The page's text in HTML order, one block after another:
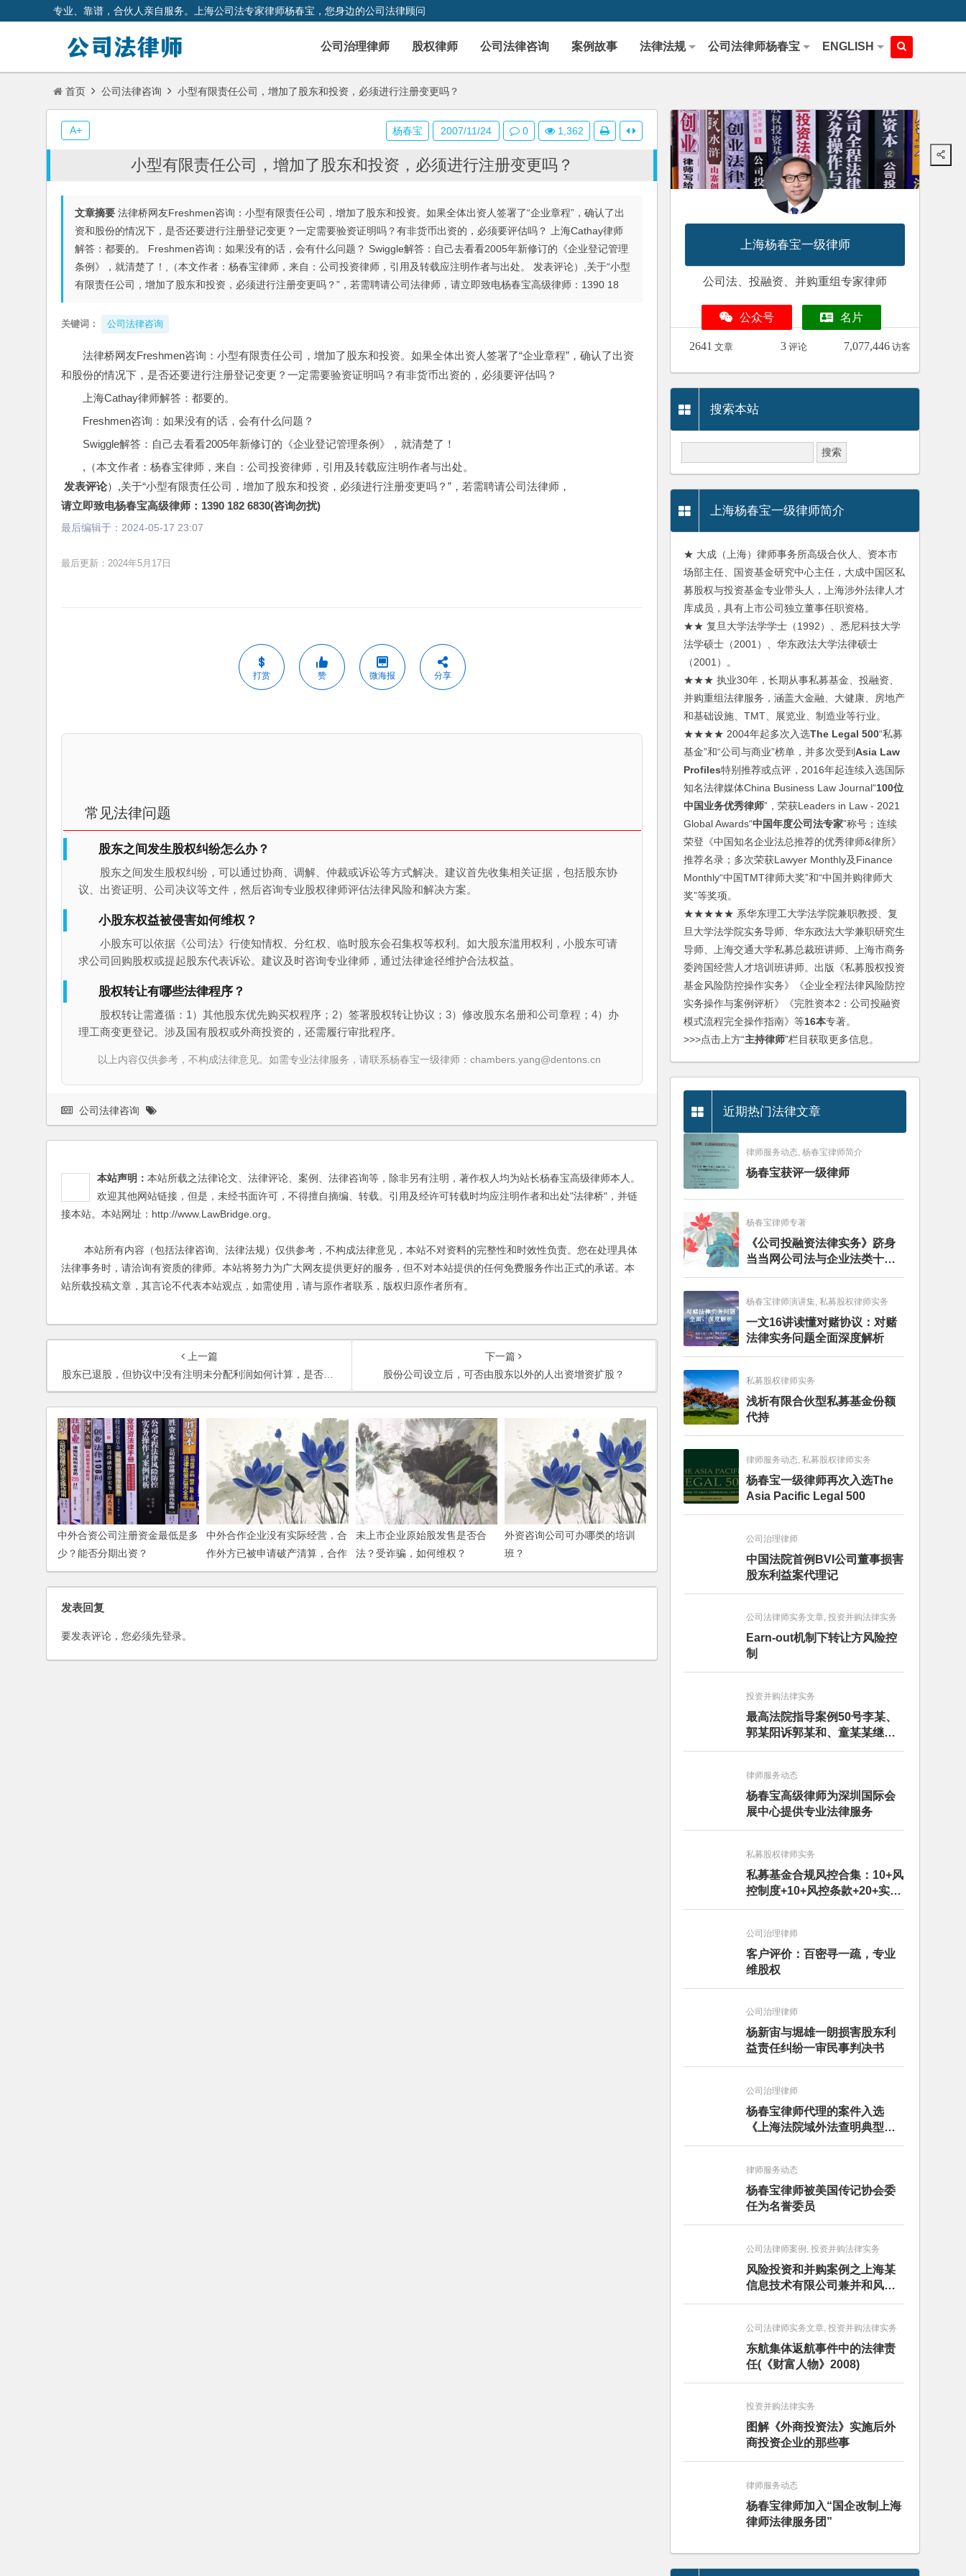
专业、靠谱，合伙人亲自服务。上海公司法专家律师杨春宝，您身边的公司法律顾问
公司治理律师 股权律师 公司法律咨询 案例故事 法律法规 公司法律师杨春宝 ENGLISH
首页 公司法律咨询 小型有限责任公司，增加了股东和投资，必须进行注册变更吗？
小型有限责任公司，增加了股东和投资，必须进行注册变更吗？
文章摘要 法律桥网友Freshmen咨询：小型有限责任公司，增加了股东和投资。如果全体出资人签署了“企业章程”，确认了出
资和股份的情况下，是否还要进行注册登记变更？一定需要验资证明吗？有非货币出资的，必须要评估吗？ 上海Cathay律师
解答：都要的。 Freshmen咨询：如果没有的话，会有什么问题？ Swiggle解答：自己去看看2005年新修订的《企业登记管理
条例》，就清楚了！,（本文作者：杨春宝律师，来自：公司投资律师，引用及转载应注明作者与出处。 发表评论）,关于“小型
有限责任公司，增加了股东和投资，必须进行注册变更吗？”，若需聘请公司法律师，请立即致电杨春宝高级律师：1390 18
关键词： 公司法律咨询
法律桥网友Freshmen咨询：小型有限责任公司，增加了股东和投资。如果全体出资人签署了“企业章程”，确认了出资
和股份的情况下，是否还要进行注册登记变更？一定需要验资证明吗？有非货币出资的，必须要评估吗？
上海Cathay律师解答：都要的。
Freshmen咨询：如果没有的话，会有什么问题？
Swiggle解答：自己去看看2005年新修订的《企业登记管理条例》，就清楚了！
,（本文作者：杨春宝律师，来自：公司投资律师，引用及转载应注明作者与出处。
发表评论）,关于“小型有限责任公司，增加了股东和投资，必须进行注册变更吗？”，若需聘请公司法律师，
请立即致电杨春宝高级律师：1390 182 6830(咨询勿扰)
最后编辑于： 2024-05-17 23:07
最后更新：2024年5月17日
打赏 赞 微海报 分享
常见法律问题
股东之间发生股权纠纷怎么办？
股东之间发生股权纠纷，可以通过协商、调解、仲裁或诉讼等方式解决。建议首先收集相关证据，包括股东协
议、出资证明、公司决议等文件，然后咨询专业股权律师评估法律风险和解决方案。
小股东权益被侵害如何维权？
小股东可以依据《公司法》行使知情权、分红权、临时股东会召集权等权利。如大股东滥用权利，小股东可请
求公司回购股权或提起股东代表诉讼。建议及时咨询专业律师，通过法律途径维护合法权益。
股权转让有哪些法律程序？
股权转让需遵循：1）其他股东优先购买权程序；2）签署股权转让协议；3）修改股东名册和公司章程；4）办
理工商变更登记。涉及国有股权或外商投资的，还需履行审批程序。
以上内容仅供参考，不构成法律意见。如需专业法律服务，请联系杨春宝一级律师：chambers.yang@dentons.cn
杨春宝 2007/11/24 0 1,362
A+
公司法律咨询
本站声明： 本站所载之法律论文、法律评论、案例、法律咨询等，除非另有注明，著作权人均为站长杨春宝高级律师本人。
欢迎其他网站链接，但是，未经书面许可，不得擅自摘编、转载。引用及经许可转载时均应注明作者和出处"法律桥"，并链
接本站。本站网址：http://www.LawBridge.org。
本站所有内容（包括法律咨询、法律法规）仅供参考，不构成法律意见，本站不对资料的完整性和时效性负责。您在处理具体
法律事务时，请洽询有资质的律师。本站将努力为广大网友提供更好的服务，但不对本站提供的任何免费服务作出正式的承诺。本
站所载投稿文章，其言论不代表本站观点，如需使用，请与原作者联系，版权归原作者所有。
上一篇
股东已退股，但协议中没有注明未分配利润如何计算，是否还可以主张？
下一篇
股份公司设立后，可否由股东以外的人出资增资扩股？
中外合资公司注册资金最低是多
少？能否分期出资？
中外合作企业没有实际经营，合
作外方已被申请破产清算，合作
中方是否可以单方决定企业解散
清算？
未上市企业原始股发售是否合
法？受诈骗，如何维权？
外资咨询公司可办哪类的培训
班？
发表回复
要发表评论，您必须先登录。
上海杨春宝一级律师
公司法、投融资、并购重组专家律师
公众号 名片
2641 文章 3 评论 7,077,446 访客
搜索本站
上海杨春宝一级律师简介
★ 大成（上海）律师事务所高级合伙人、资本市
场部主任、国资基金研究中心主任，大成中国区私
募股权与投资基金专业带头人，上海涉外法律人才
库成员，具有上市公司独立董事任职资格。
★★ 复旦大学法学学士（1992）、悉尼科技大学
法学硕士（2001）、华东政法大学法律硕士
（2001）。
★★★ 执业30年，长期从事私募基金、投融资、
并购重组法律服务，涵盖大金融、大健康、房地产
和基础设施、TMT、展览业、制造业等行业。
★★★★ 2004年起多次入选The Legal 500“私募
基金”和“公司与商业”榜单，并多次受到Asia Law
Profiles特别推荐或点评，2016年起连续入选国际
知名法律媒体China Business Law Journal“100位
中国业务优秀律师”，荣获Leaders in Law - 2021
Global Awards“中国年度公司法专家”称号；连续
荣登《中国知名企业法总推荐的优秀律师&律所》
推荐名录；多次荣获Lawyer Monthly及Finance
Monthly“中国TMT律师大奖”和“中国并购律师大
奖”等奖项。
★★★★★ 系华东理工大学法学院兼职教授、复
旦大学法学院实务导师、华东政法大学兼职研究生
导师、上海交通大学私募总裁班讲师、上海市商务
委跨国经营人才培训班讲师。出版《私募股权投资
基金风险防控操作实务》《企业全程法律风险防控
实务操作与案例评析》《完胜资本2：公司投融资
模式流程完全操作指南》等16本专著。
>>>点击上方“主持律师”栏目获取更多信息。
近期热门法律文章
律师服务动态, 杨春宝律师简介
杨春宝获评一级律师
杨春宝律师专著
《公司投融资法律实务》跻身
当当网公司法与企业法类十大
畅销图书榜
杨春宝律师演讲集, 私募股权律师实务
一文16讲读懂对赌协议：对赌
法律实务问题全面深度解析
私募股权律师实务
浅析有限合伙型私募基金份额
代持
律师服务动态, 私募股权律师实务
杨春宝一级律师再次入选The
Asia Pacific Legal 500
公司治理律师
中国法院首例BVI公司董事损害
股东利益案代理记
公司法律师实务文章, 投资并购法律实务
Earn-out机制下转让方风险控
制
投资并购法律实务
最高法院指导案例50号李某、
郭某阳诉郭某和、童某某继承
纠纷案
律师服务动态
杨春宝高级律师为深圳国际会
展中心提供专业法律服务
私募股权律师实务
私募基金合规风控合集：10+风
控制度+10+风控条款+20+实务
文章+每月动态
公司治理律师
客户评价：百密寻一疏，专业
维股权
公司治理律师
杨新宙与堀雄一朗损害股东利
益责任纠纷一审民事判决书
公司治理律师
杨春宝律师代理的案件入选
《上海法院域外法查明典型案
例》
律师服务动态
杨春宝律师被美国传记协会委
任为名誉委员
公司法律师案例, 投资并购法律实务
风险投资和并购案例之上海某
信息技术有限公司兼并和风险
投资服务
公司法律师实务文章, 投资并购法律实务
东航集体返航事件中的法律责
任(《财富人物》2008)
投资并购法律实务
图解《外商投资法》实施后外
商投资企业的那些事
律师服务动态
杨春宝律师加入“国企改制上海
律师法律服务团”